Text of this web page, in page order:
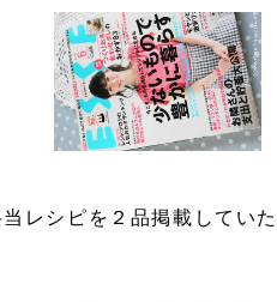
レシピを２品掲載していた